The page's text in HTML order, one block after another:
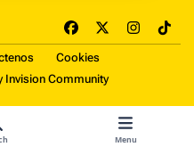
a
c
e
b
n
a
g
i
o
Cookies
Invision Community
Menu